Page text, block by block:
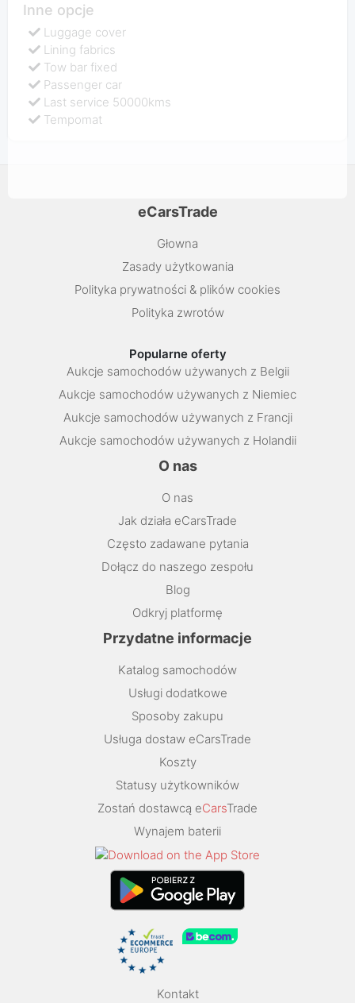
Inne opcje
Luggage cover
Lining fabrics
Tow bar fixed
Passenger car
Last service 50000kms
Tempomat
eCarsTrade
Głowna
Zasady użytkowania
Polityka prywatności & plików cookies
Polityka zwrotów
Popularne oferty
Aukcje samochodów używanych z Belgii
Aukcje samochodów używanych z Niemiec
Aukcje samochodów używanych z Francji
Aukcje samochodów używanych z Holandii
O nas
O nas
Jak działa eCarsTrade
Często zadawane pytania
Dołącz do naszego zespołu
Blog
Odkryj platformę
Przydatne informacje
Katalog samochodów
Usługi dodatkowe
Sposoby zakupu
Usługa dostaw eCarsTrade
Koszty
Statusy użytkowników
Zostań dostawcą eCarsTrade
Wynajem baterii
Kontakt